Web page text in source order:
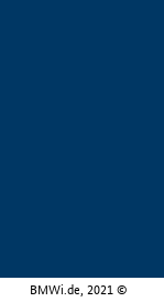
BMWi.de, 2021 ©